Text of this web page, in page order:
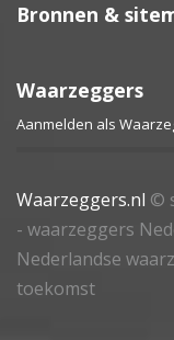
Bronnen &
Waarzeggers
Aanmelden als
Waarzeggers.nl ©
- waarzeggers
Nederlandse
toekomst